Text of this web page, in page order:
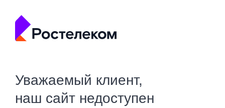
Уважаемый клиент,
наш сайт недоступен